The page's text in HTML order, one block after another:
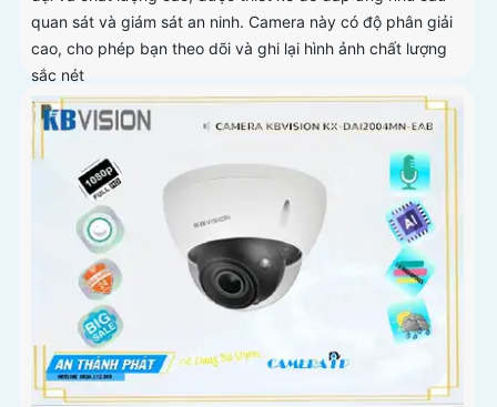
quan sát và giám sát an ninh. Camera này có độ phân giải
cao, cho phép bạn theo dõi và ghi lại hình ảnh chất lượng
sắc nét